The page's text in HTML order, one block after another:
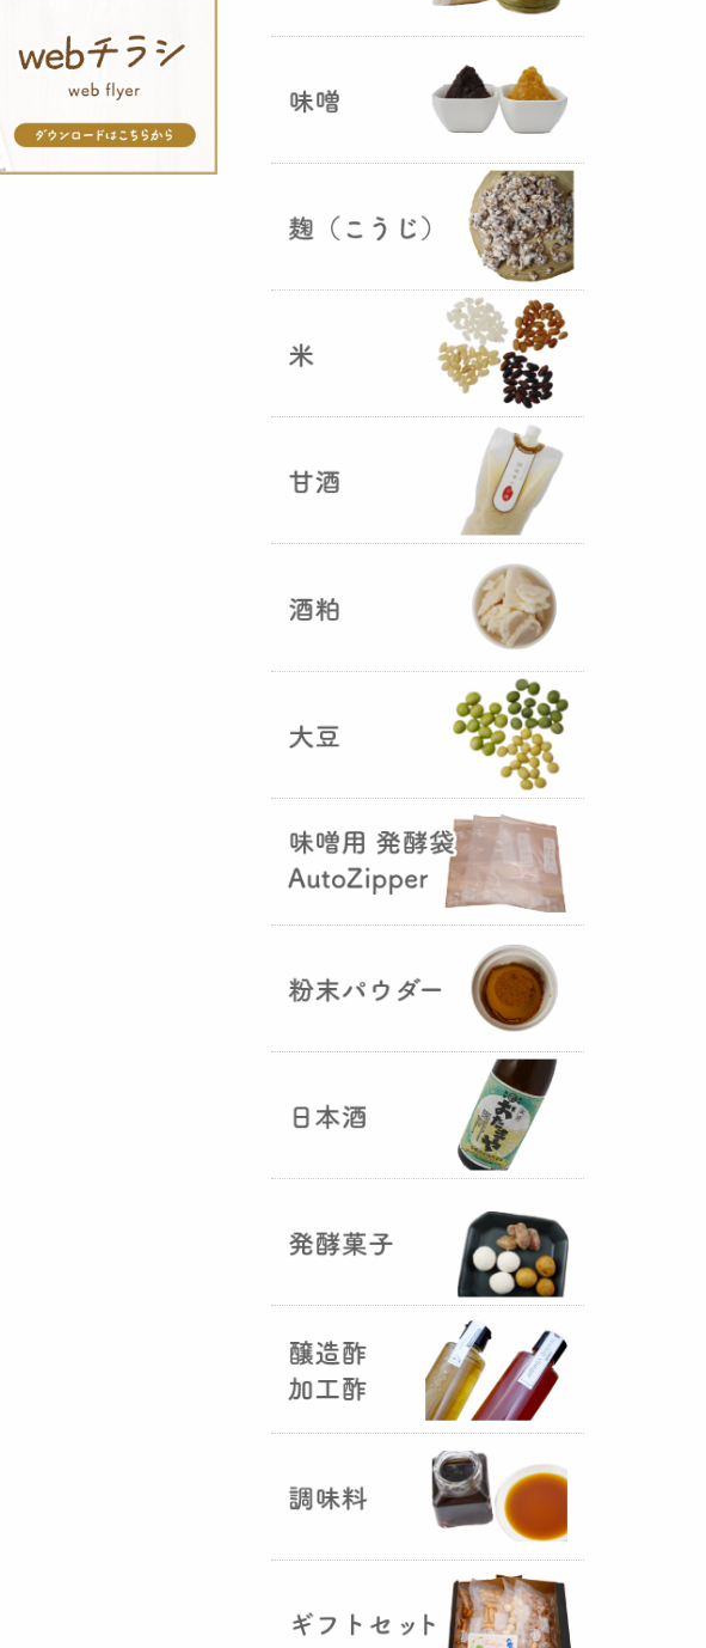
別な仕様でお米の美味しさをその
ままキープ！酸化防止と長期保存
を可能にしました！
山形さくらんぼ甘酒ゼリー発売
山形のさくらんぼをペーストにし
て、当店の生甘酒と合わせフレッ
シュな酸味の効いたさくらんぼ甘
が出来まし
た。
おたまやジャン 辛味噌発売！
5つの素材だけで出来た辛味
おたまやジャ
』が登場しました！そのままで
も、薬味や調味料を足しても利用
できます。
（2025年02月
国産（熊本産）の大麦に白麹菌を
つけて丁寧に培養して『大麦白
』が完成しました！大麦麹から
の旨みと、白麹から生成される天
然のクエン酸（酸味）が良き製品
を創出してくれることです。塩麹
作りや米麹や大麦麹とブレンドし
ての味噌作りなど、次の食のステ
ージに・・・
R6年 クロ黒麹が出来ました
♪（2025年01月15日）